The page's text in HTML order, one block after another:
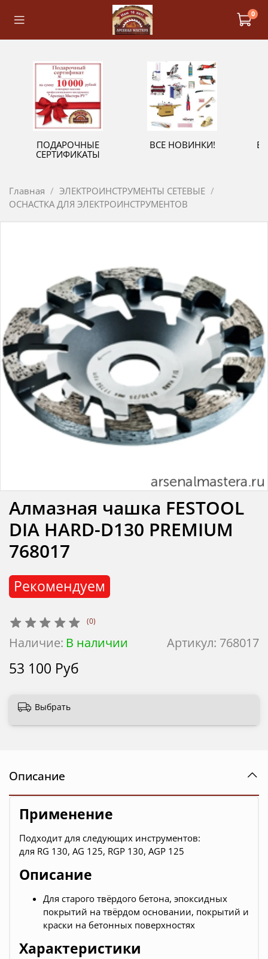
0
ПОДАРОЧНЫЕ
СЕРТИФИКАТЫ
ВСЕ НОВИНКИ!
Главная
ЭЛЕКТРОИНСТРУМЕНТЫ СЕТЕВЫЕ
ОСНАСТКА ДЛЯ ЭЛЕКТРОИНСТРУМЕНТОВ
(0)
Артикул: 768017
Наличие: В наличии
Рекомендуем
Алмазная чашка FESTOOL
DIA HARD-D130 PREMIUM
768017
53 100 Руб
Выбрать
Описание
Применение
Подходит для следующих инструментов:
для RG 130, AG 125, RGP 130, AGP 125
Описание
Для старого твёрдого бетона, эпоксидных
покрытий на твёрдом основании, покрытий и
краски на бетонных поверхностях
Характеристики